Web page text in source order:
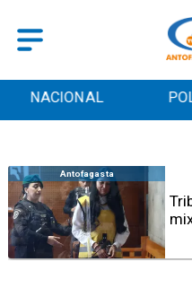
POLICIAL
Antofagasta